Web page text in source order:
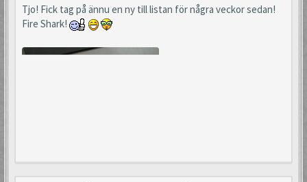
Tjo! Fick tag på ännu en ny till listan för några veckor sedan!
Fire Shark!